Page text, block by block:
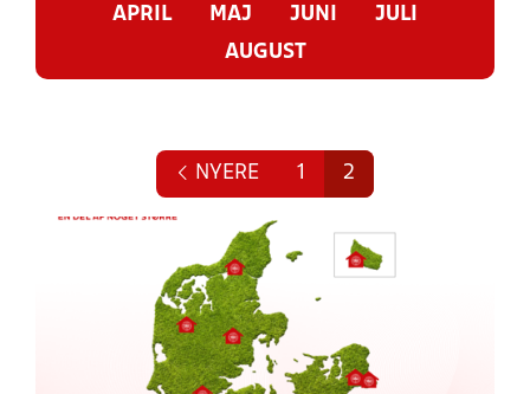
APRIL
MAJ JUNI
JULI
AUGUST
NYERE 1 2